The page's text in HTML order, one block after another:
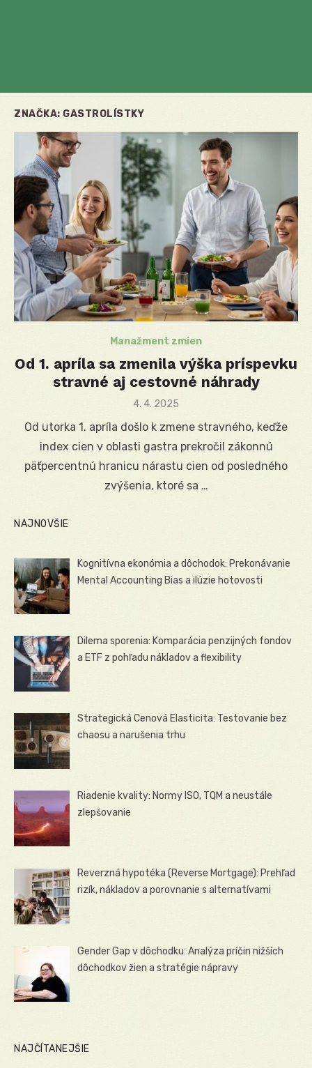
ZNAČKA: GASTROLÍSTKY
Manažment zmien
Od 1. apríla sa zmenila výška príspevku
stravné aj cestovné náhrady
Posted
4. 4. 2025
Od utorka 1. apríla došlo k zmene stravného, keďže
index cien v oblasti gastra prekročil zákonnú
päťpercentnú hranicu nárastu cien od posledného
zvýšenia, ktoré sa …
NAJNOVŠIE
Kognitívna ekonómia a dôchodok: Prekonávanie
Mental Accounting Bias a ilúzie hotovosti
Dilema sporenia: Komparácia penzijných fondov
a ETF z pohľadu nákladov a flexibility
Strategická Cenová Elasticita: Testovanie bez
chaosu a narušenia trhu
Riadenie kvality: Normy ISO, TQM a neustále
zlepšovanie
Reverzná hypotéka (Reverse Mortgage): Prehľad
rizík, nákladov a porovnanie s alternatívami
Gender Gap v dôchodku: Analýza príčin nižších
dôchodkov žien a stratégie nápravy
NAJČÍTANEJŠIE